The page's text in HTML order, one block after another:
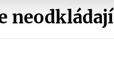
neodkládají